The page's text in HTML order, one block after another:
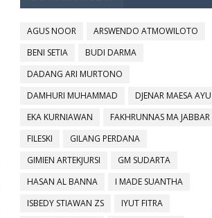
AGUS NOOR
ARSWENDO ATMOWILOTO
BENI SETIA
BUDI DARMA
DADANG ARI MURTONO
DAMHURI MUHAMMAD
DJENAR MAESA AYU
EKA KURNIAWAN
FAKHRUNNAS MA JABBAR
FILESKI
GILANG PERDANA
GIMIEN ARTEKJURSI
GM SUDARTA
HASAN AL BANNA
I MADE SUANTHA
ISBEDY STIAWAN ZS
IYUT FITRA